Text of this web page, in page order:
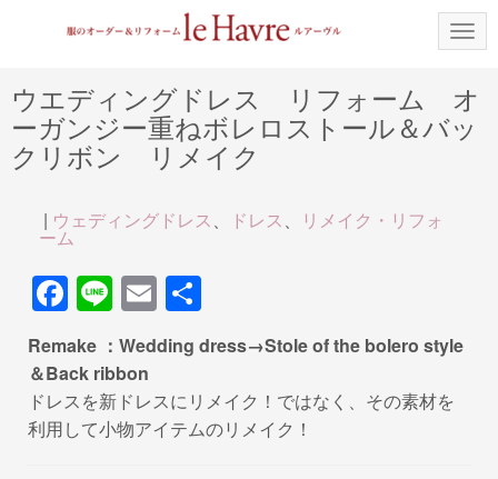
N
a
g
a
t
ウエディングドレス リフォーム オ
ーガンジー重ねボレロストール＆バッ
クリボン リメイク
| ウェディングドレス、 ドレス、 リメイク・リフォ
ーム
F
a
c
e
b
Li
n
e
E
m
ail
有
Remake ：Wedding dress→Stole of the bolero style
＆Back ribbon
ドレスを新ドレスにリメイク！ではなく、その素材を
利用して小物アイテムのリメイク！